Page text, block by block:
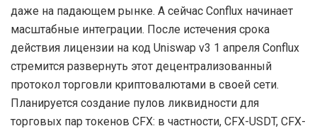
даже на падающем рынке. А сейчас Conflux начинает
масштабные интеграции. После истечения срока
действия лицензии на код Uniswap v3 1 апреля Conflux
стремится развернуть этот децентрализованный
протокол торговли криптовалютами в своей сети.
Планируется создание пулов ликвидности для
торговых пар токенов CFX: в частности, CFX-USDT, CFX-